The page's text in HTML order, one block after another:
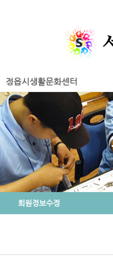
정읍시생활문화센터
회원정보수정